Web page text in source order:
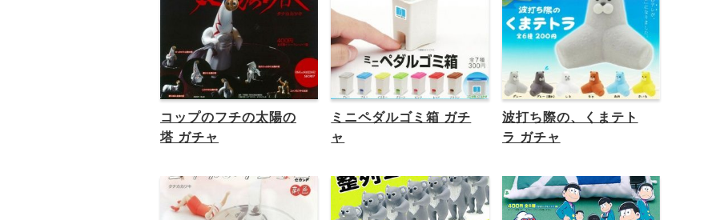
コップのフチの太陽の
塔 ガチャ
ミニペダルゴミ箱 ガチ
ャ
波打ち際の、くまテト
ラ ガチャ